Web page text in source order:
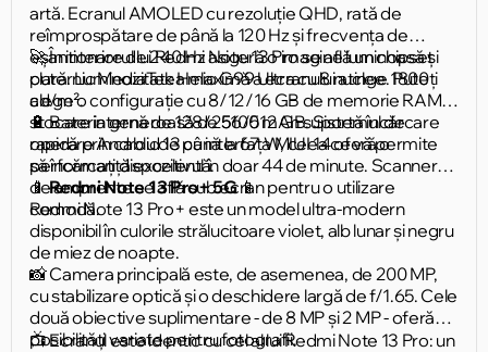
artă. Ecranul AMOLED cu rezoluție QHD, rată de
reîmprospătare de până la 120 Hz și frecvența de
eșantionare de 240 Hz asigură o imagine luminoasă și
clară. Luminozitatea maximă a ecranului atinge 1800
cd/m².
🚀 În interiorul lui Redmi Note 13 Pro se află un chipset
puternic MediaTek Helio G99 Ultra cu 8 nuclee. Puteți
alege o configurație cu 8/12/16 GB de memorie RAM și
stocare internă de 128/256/512 GB. Sistemul de
operare Android 13 cu interfața MIUI 14 oferă o
performanță excelentă.
🔋 Bateria generoasă de 5100 mAh suportă încărcare
rapidă prin cablu de până la 67 W, ceea ce vă permite
să încărcați dispozitivul în doar 44 de minute. Scannerul
de amprente se află sub ecran pentru o utilizare
comodă.
📱Redmi Note 13 Pro+ 5G📱
Redmi Note 13 Pro+ este un model ultra-modern
disponibil în culorile strălucitoare violet, alb lunar și negru
de miez de noapte.
📸 Camera principală este, de asemenea, de 200 MP,
cu stabilizare optică și o deschidere largă de f/1.65. Cele
două obiective suplimentare - de 8 MP și 2 MP - oferă
posibilități variate pentru fotografii.
📺 Ecranul este identic cu cel al lui Redmi Note 13 Pro: un